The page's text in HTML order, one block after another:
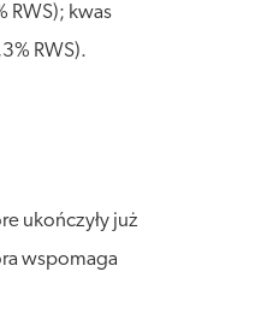
RWS); kwas
RWS).
ukończyły już
wspomaga